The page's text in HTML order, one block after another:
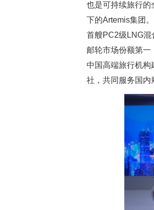
也是可持续旅行的
下的Artemis集团
首艘PC2级LNG
邮轮市场份额第
中国高端旅行机
社，共同服务国内